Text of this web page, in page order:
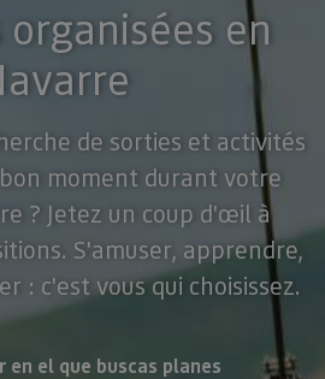
en
de sorties et activités
moment durant votre
? Jetez un coup d'œil à
S'amuser, apprendre,
: c'est vous qui choisissez.
el que buscas planes